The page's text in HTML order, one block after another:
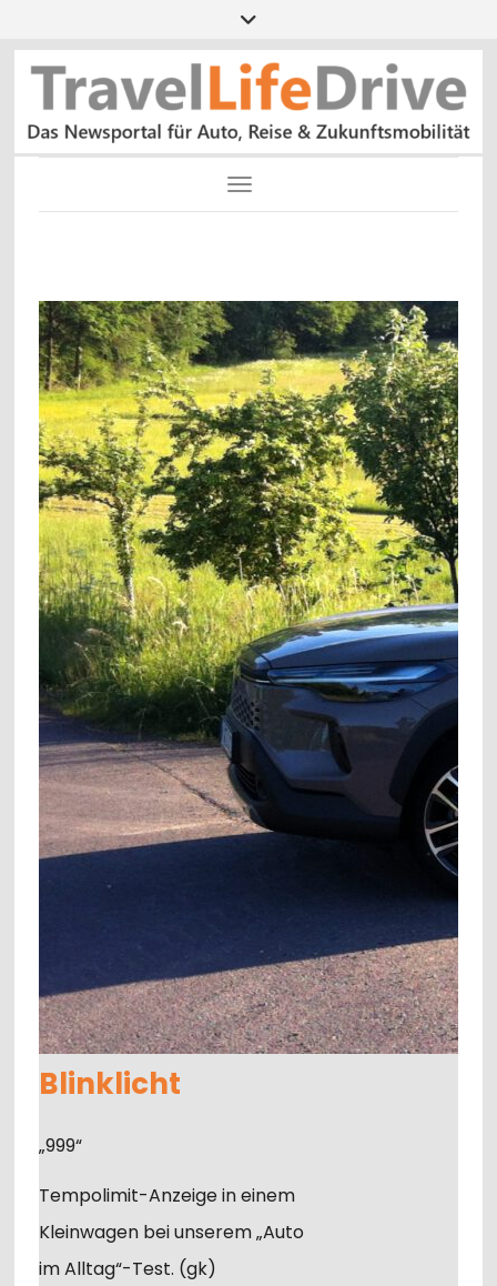
Toggle Navigation
Blinklicht
„999“
Tempolimit-Anzeige in einem
Kleinwagen bei unserem „Auto
im Alltag“-Test. (gk)